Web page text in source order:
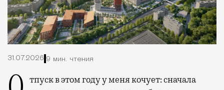
31.07.2026 9 мин. чтения